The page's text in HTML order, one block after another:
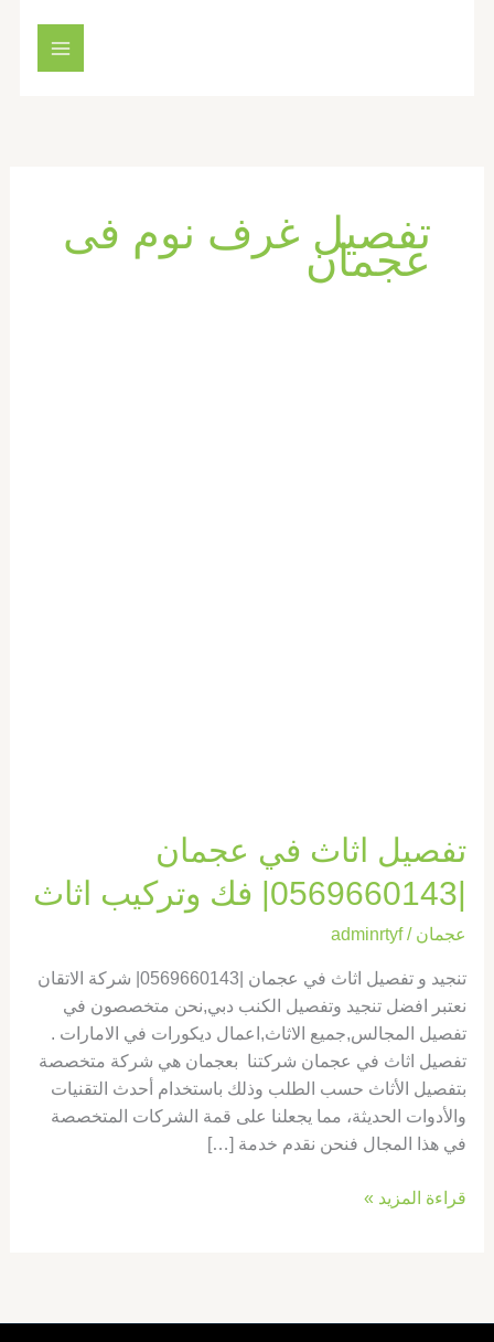
تفصيل غرف نوم فى
عجمان
تفصيل اثاث في عجمان
|0569660143| فك وتركيب اثاث
عجمان /
adminrtyf
تنجيد و تفصيل اثاث في عجمان |0569660143| شركة الاتقان
نعتبر افضل تنجيد وتفصيل الكنب دبي,نحن متخصصون في
تفصيل المجالس,جميع الاثاث,اعمال ديكورات في الامارات .
تفصيل اثاث في عجمان شركتنا بعجمان هي شركة متخصصة
بتفصيل الأثاث حسب الطلب وذلك باستخدام أحدث التقنيات
والأدوات الحديثة، مما يجعلنا على قمة الشركات المتخصصة
في هذا المجال فنحن نقدم خدمة […]
قراءة المزيد »